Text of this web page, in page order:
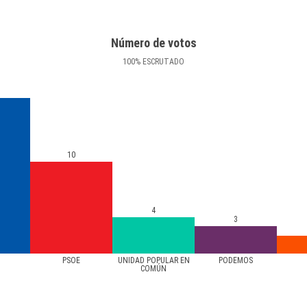
Número de votos
100% ESCRUTADO
PSOE
UNIDAD POPULAR EN
COMÚN
PODEMOS
10
4
3